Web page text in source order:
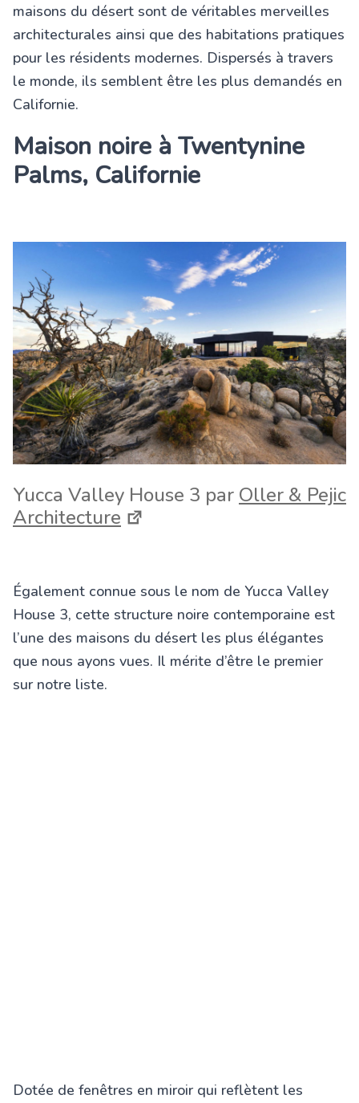
maisons du désert sont de véritables merveilles
architecturales ainsi que des habitations pratiques
pour les résidents modernes. Dispersés à travers
le monde, ils semblent être les plus demandés en
Californie.
Maison noire à Twentynine
Palms, Californie
Yucca Valley House 3 par Oller & Pejic
Architecture
Également connue sous le nom de Yucca Valley
House 3, cette structure noire contemporaine est
l’une des maisons du désert les plus élégantes
que nous ayons vues. Il mérite d’être le premier
sur notre liste.
Dotée de fenêtres en miroir qui reflètent les